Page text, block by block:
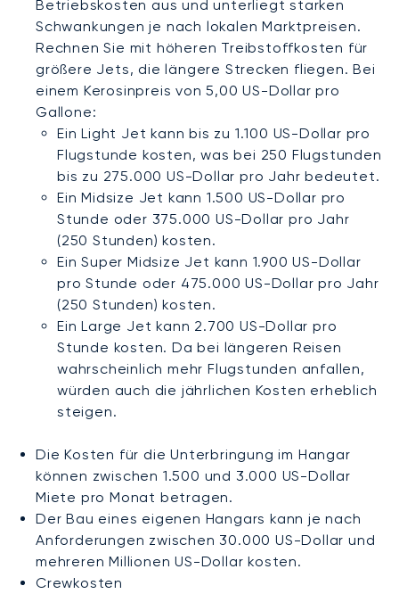
Betriebskosten aus und unterliegt starken
Schwankungen je nach lokalen Marktpreisen.
Rechnen Sie mit höheren Treibstoffkosten für
größere Jets, die längere Strecken fliegen. Bei
einem Kerosinpreis von 5,00 US-Dollar pro
Gallone:
Ein Light Jet kann bis zu 1.100 US-Dollar pro
Flugstunde kosten, was bei 250 Flugstunden
bis zu 275.000 US-Dollar pro Jahr bedeutet.
Ein Midsize Jet kann 1.500 US-Dollar pro
Stunde oder 375.000 US-Dollar pro Jahr
(250 Stunden) kosten.
Ein Super Midsize Jet kann 1.900 US-Dollar
pro Stunde oder 475.000 US-Dollar pro Jahr
(250 Stunden) kosten.
Ein Large Jet kann 2.700 US-Dollar pro
Stunde kosten. Da bei längeren Reisen
wahrscheinlich mehr Flugstunden anfallen,
würden auch die jährlichen Kosten erheblich
steigen.
Die Kosten für die Unterbringung im Hangar
können zwischen 1.500 und 3.000 US-Dollar
Miete pro Monat betragen.
Der Bau eines eigenen Hangars kann je nach
Anforderungen zwischen 30.000 US-Dollar und
mehreren Millionen US-Dollar kosten.
Crewkosten